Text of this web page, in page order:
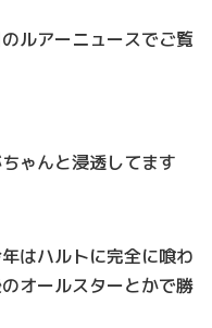
ルアーニュースでご覧
ゃんと浸透してます
はハルトに完全に喰わ
オールスターとかで勝